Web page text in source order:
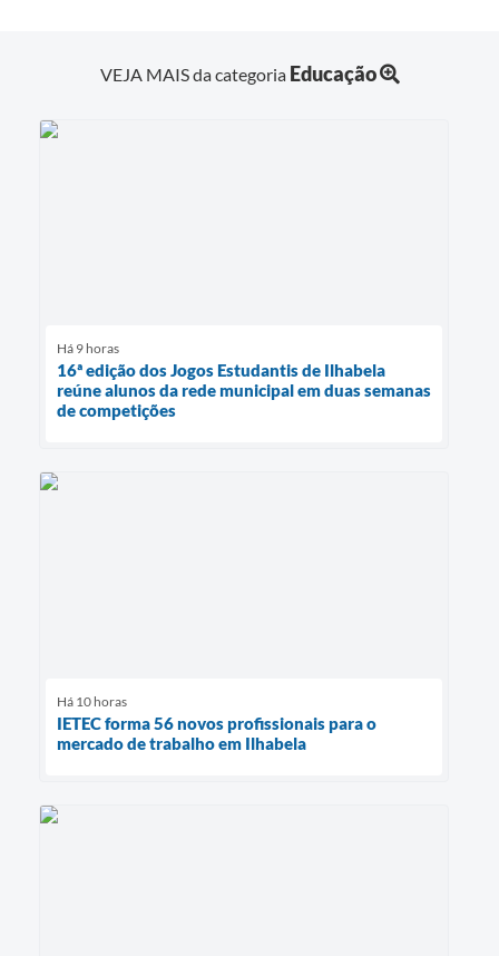
VEJA MAIS da categoria Educação
Há 9 horas
16ª edição dos Jogos Estudantis de Ilhabela
reúne alunos da rede municipal em duas semanas
de competições
Há 10 horas
IETEC forma 56 novos profissionais para o
mercado de trabalho em Ilhabela